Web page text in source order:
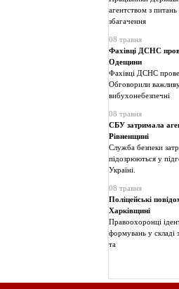
агентством з
збагачення
08 травня
Фахівці ДСНС
Одещини
Фахівці ДСНС
Обговорили
вибухонебезпечні
08 травня
СБУ затримала
Рівненщині
Служба безпеки
підозрюються у
Україні.
08 травня
Поліцейські
Харківщині
Правоохоронці
формувань у складі
та